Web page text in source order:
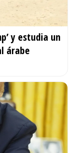
y estudia un
árabe